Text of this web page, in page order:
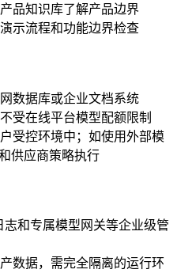
品知识库了解产品边界
示流程和功能边界检查
数据库或企业文档系统
受在线平台模型配额限制
受控环境中；如使用外部模
供应商策略执行
志和专属模型网关等企业级管
数据，需完全隔离的运行环